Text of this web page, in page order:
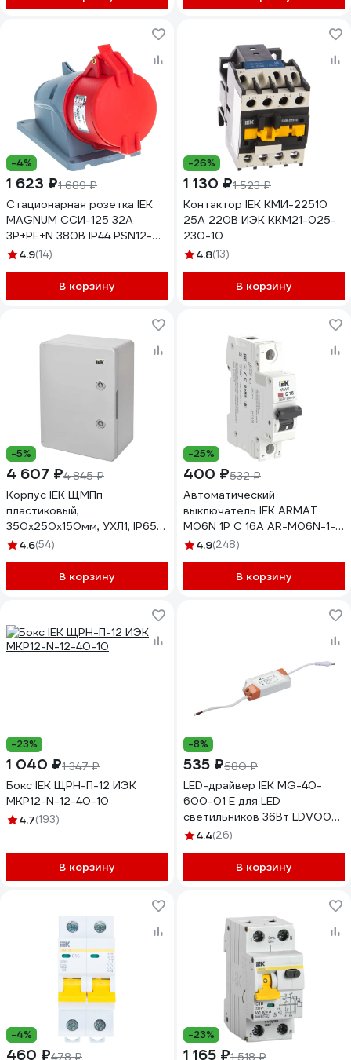
-4%
1 623 ₽1 689 ₽
Стационарная розетка IEK
MAGNUM ССИ-125 32А
3Р+РЕ+N 380В IP44 PSN12-
032-5 7566097
4.9(14)
В корзину
-26%
1 130 ₽1 523 ₽
Контактор IEK КМИ-22510
25А 220В ИЭК KKM21-025-
230-10
4.8(13)
В корзину
-5%
4 607 ₽4 845 ₽
Корпус IEK ЩМПп
пластиковый,
350х250х150мм, УХЛ1, IP65
MKP93-N-352515-65
4.6(54)
В корзину
-25%
400 ₽532 ₽
Автоматический
выключатель IEK ARMAT
M06N 1P C 16А AR-M06N-1-
C016
4.9(248)
В корзину
-23%
1 040 ₽1 347 ₽
Бокс IEK ЩРН-П-12 ИЭК
MKP12-N-12-40-10
4.7(193)
В корзину
-8%
535 ₽580 ₽
LED-драйвер IEK MG-40-
600-01 E для LED
светильников 36Вт LDVO0-
36-0-E-K01
4.4(26)
В корзину
-4%
460 ₽478 ₽
-23%
1 165 ₽1 518 ₽